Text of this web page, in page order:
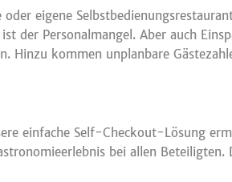
eigene
der Personalmangel. Aber auch
Hinzu kommen unplanbare
einfache Self-Checkout-Lösung
bei allen